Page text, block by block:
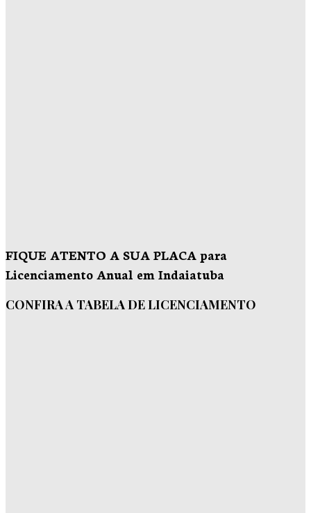
FIQUE ATENTO A SUA PLACA para
Licenciamento Anual em Indaiatuba
CONFIRA A TABELA DE LICENCIAMENTO